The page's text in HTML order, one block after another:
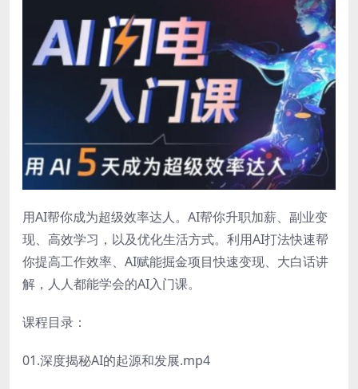
用AI帮你成为超级效率达人。AI帮你升职加薪、副业变
现、高效学习，以及优化生活方式。利用AI打法快速帮
你提高工作效率、AI赋能掘金项目快速变现、大白话讲
解，人人都能学会的AI入门课。
课程目录：
01.深度揭秘AI的起源和发展.mp4